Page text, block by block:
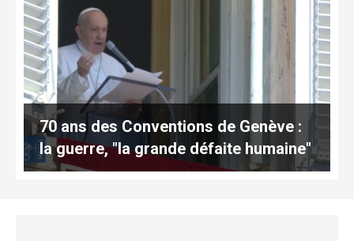
70 ans des Conventions de Genève :
la guerre, "la grande défaite humaine"